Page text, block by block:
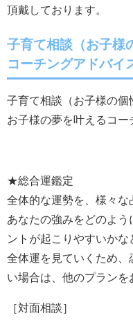
頂戴しております。
子育て相談（お子様
コーチングアドバイ
子育て相談（お子様の個
お子様の夢を叶えるコ
★総合運鑑定
全体的な運勢を、様々な
あなたの強みをどのよ
ントが起こりやすいかな
全体運を見ていくため、
い場合は、他のプランを
［対面相談］